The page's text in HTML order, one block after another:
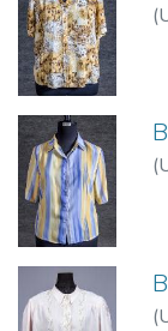
(
(
(